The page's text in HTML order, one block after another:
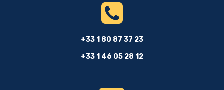
+33 1 80 87 37 23
+33 1 46 05 28 12